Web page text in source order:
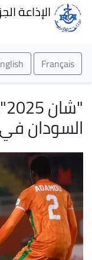
الإذاعة
Français
English
السودان في